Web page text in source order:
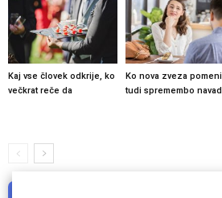
Kaj vse človek odkrije, ko
večkrat reče da
Ko nova zveza pomeni
tudi spremembo navad